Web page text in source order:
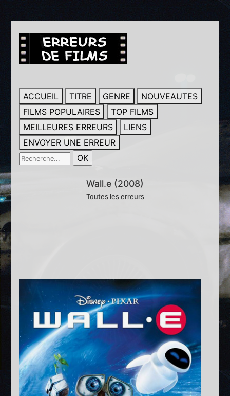
ACCUEIL TITRE GENRE
NOUVEAUTES
FILMS POPULAIRES
TOP FILMS
MEILLEURES ERREURS
LIENS
ENVOYER UNE ERREUR
Wall.e (2008)
Toutes les erreurs